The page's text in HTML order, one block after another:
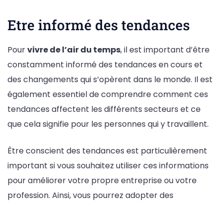
Etre informé des tendances
Pourvivre de l’air du temps, il est important d’être
constamment informé des tendances en cours et
des changements qui s’opèrent dans le monde. Il est
également essentiel de comprendre comment ces
tendances affectent les différents secteurs et ce
que cela signifie pour les personnes qui y travaillent.
Être conscient des tendances est particulièrement
important si vous souhaitez utiliser ces informations
pour améliorer votre propre entreprise ou votre
profession. Ainsi, vous pourrez adopter des